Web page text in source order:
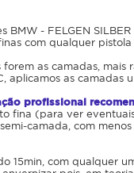
BMW - FELGEN
com qualquer pistola
forem as camadas,
aplicamos as camadas
profissional
fina (para ver
camada, com
15min, com qualquer